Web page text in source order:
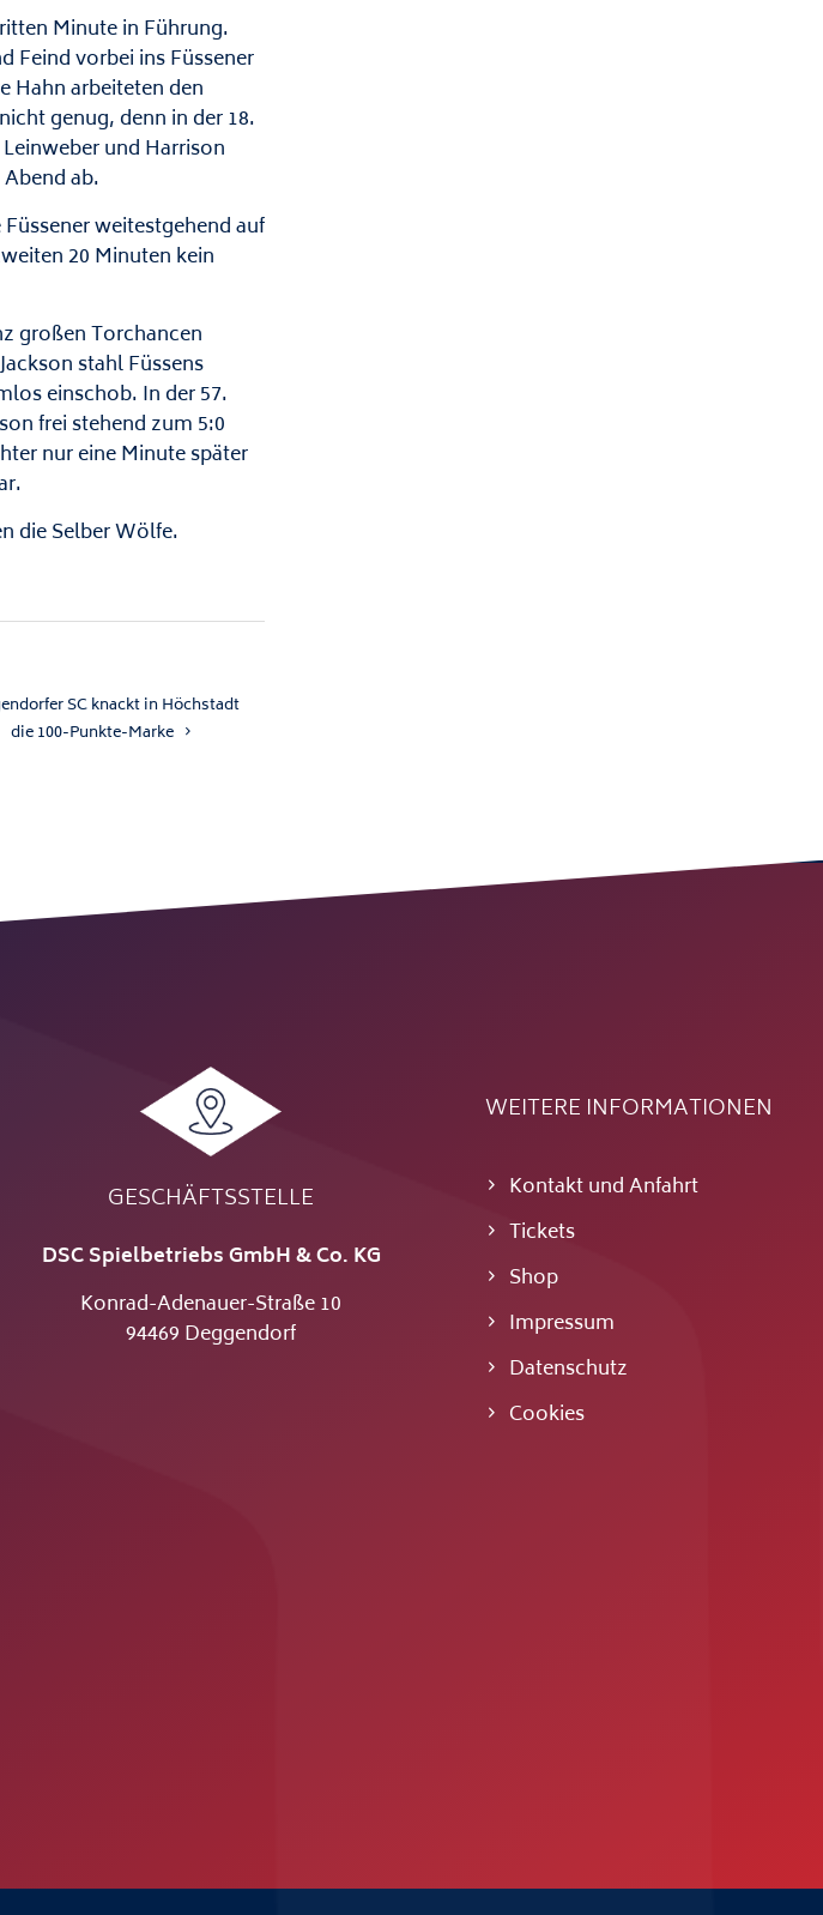
Minute in Führung.
Feind vorbei ins Füssener
Hahn arbeiteten den
genug, denn in der 18.
und Harrison
ab.
weitestgehend auf
20 Minuten kein
großen Torchancen
stahl Füssens
einschob. In der 57.
frei stehend zum 5:0
nur eine Minute später
die Selber Wölfe.
SC knackt in Höchstadt
die 100-Punkte-Marke
GESCHÄFTSSTELLE
DSC Spielbetriebs GmbH & Co. KG
Konrad-Adenauer-Straße 10
94469 Deggendorf
WEITERE INFORMATIONEN
Kontakt und Anfahrt
Tickets
Shop
Impressum
Datenschutz
Cookies